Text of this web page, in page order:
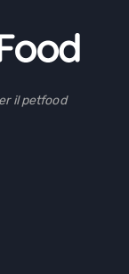
il petfood